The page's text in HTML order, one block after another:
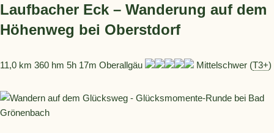
Laufbacher Eck – Wanderung auf dem
Höhenweg bei Oberstdorf
11,0 km 360 hm 5h 17m Oberallgäu Mittelschwer (T3+)